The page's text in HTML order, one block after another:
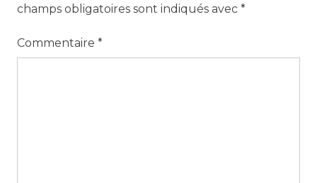
champs obligatoires sont indiqués avec *
Commentaire *